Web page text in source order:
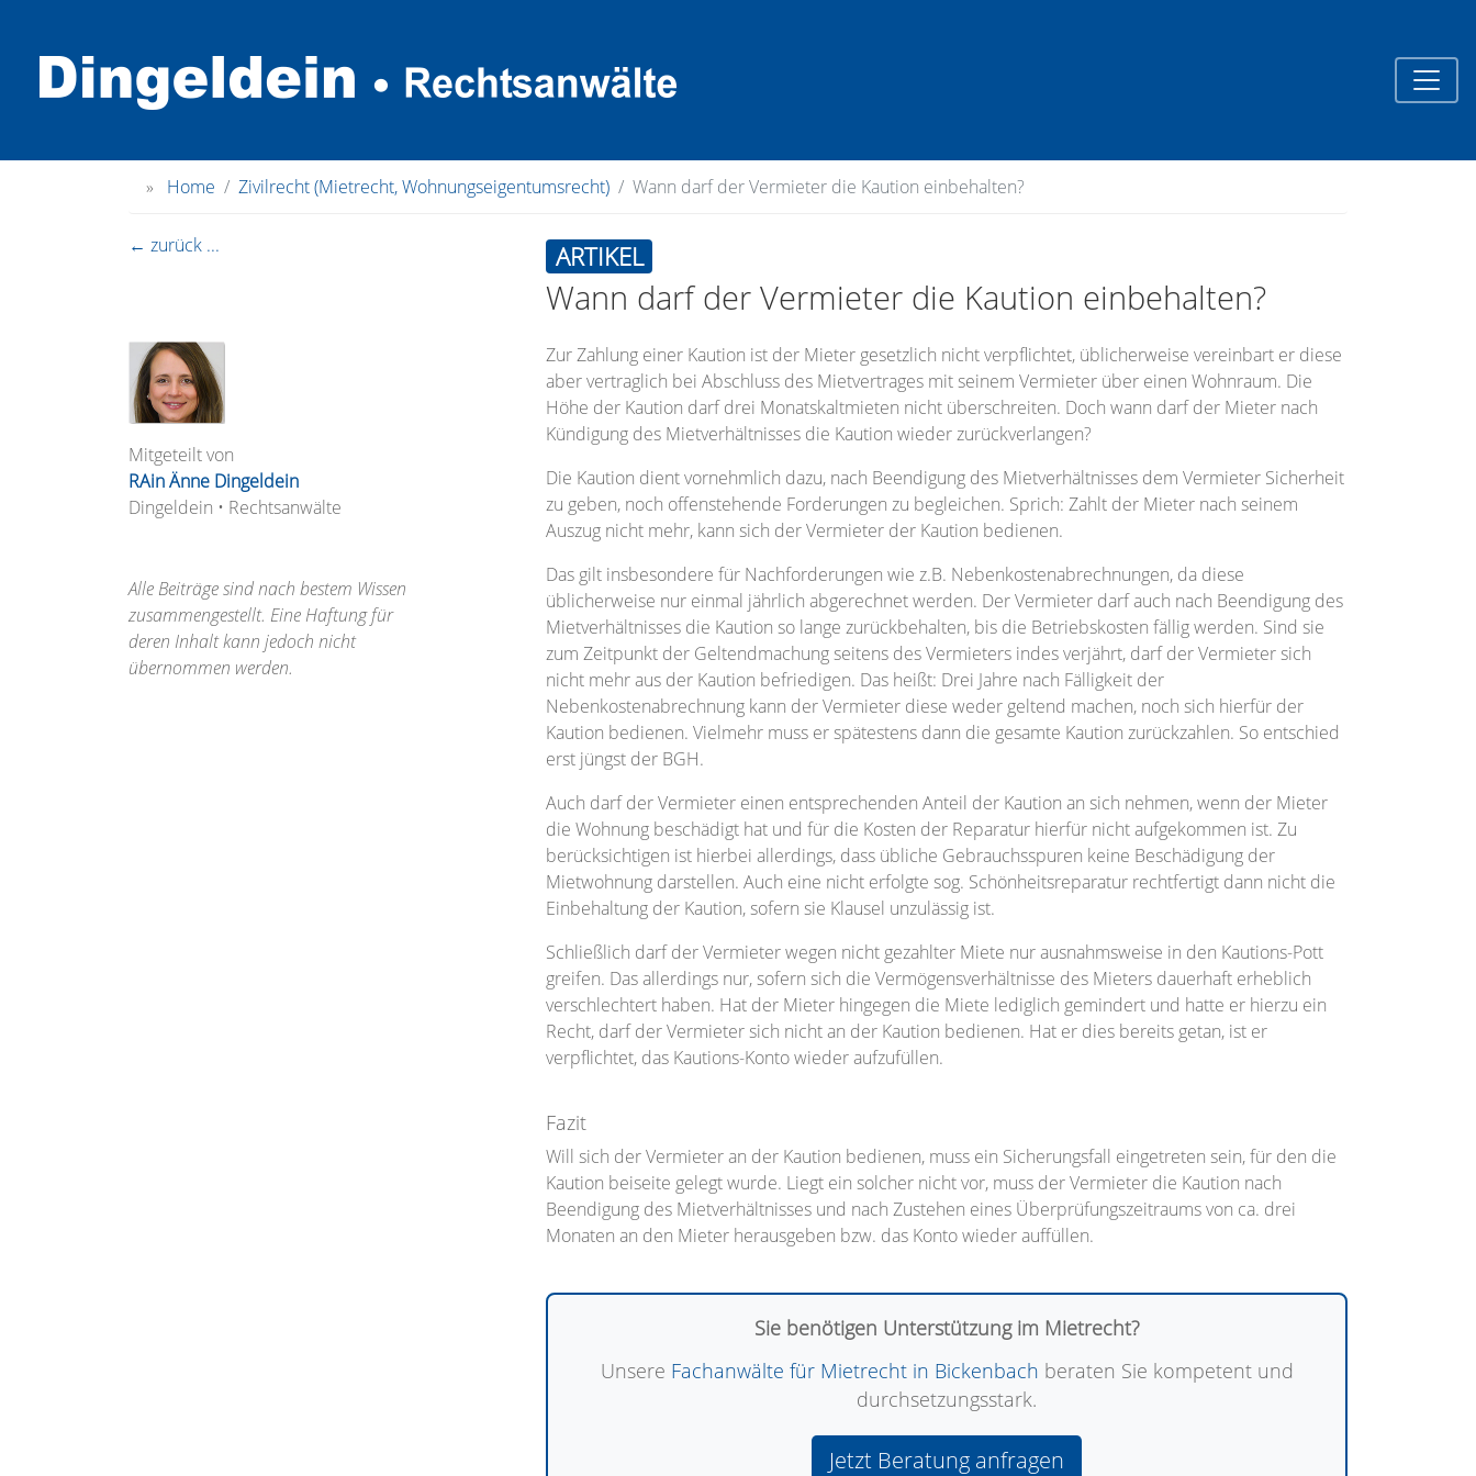
» Home Zivilrecht (Mietrecht, Wohnungseigentumsrecht) Wann darf der Vermieter die Kaution einbehalten?
ARTIKEL
Wann darf der Vermieter die Kaution einbehalten?
← zurück ...
Zur Zahlung einer Kaution ist der Mieter gesetzlich nicht verpflichtet, üblicherweise vereinbart er diese
aber vertraglich bei Abschluss des Mietvertrages mit seinem Vermieter über einen Wohnraum. Die
Höhe der Kaution darf drei Monatskaltmieten nicht überschreiten. Doch wann darf der Mieter nach
Kündigung des Mietverhältnisses die Kaution wieder zurückverlangen?
Die Kaution dient vornehmlich dazu, nach Beendigung des Mietverhältnisses dem Vermieter Sicherheit
zu geben, noch offenstehende Forderungen zu begleichen. Sprich: Zahlt der Mieter nach seinem
Auszug nicht mehr, kann sich der Vermieter der Kaution bedienen.
Das gilt insbesondere für Nachforderungen wie z.B. Nebenkostenabrechnungen, da diese
üblicherweise nur einmal jährlich abgerechnet werden. Der Vermieter darf auch nach Beendigung des
Mietverhältnisses die Kaution so lange zurückbehalten, bis die Betriebskosten fällig werden. Sind sie
zum Zeitpunkt der Geltendmachung seitens des Vermieters indes verjährt, darf der Vermieter sich
nicht mehr aus der Kaution befriedigen. Das heißt: Drei Jahre nach Fälligkeit der
Nebenkostenabrechnung kann der Vermieter diese weder geltend machen, noch sich hierfür der
Kaution bedienen. Vielmehr muss er spätestens dann die gesamte Kaution zurückzahlen. So entschied
erst jüngst der BGH.
Auch darf der Vermieter einen entsprechenden Anteil der Kaution an sich nehmen, wenn der Mieter
die Wohnung beschädigt hat und für die Kosten der Reparatur hierfür nicht aufgekommen ist. Zu
berücksichtigen ist hierbei allerdings, dass übliche Gebrauchsspuren keine Beschädigung der
Mietwohnung darstellen. Auch eine nicht erfolgte sog. Schönheitsreparatur rechtfertigt dann nicht die
Einbehaltung der Kaution, sofern sie Klausel unzulässig ist.
Schließlich darf der Vermieter wegen nicht gezahlter Miete nur ausnahmsweise in den Kautions-Pott
greifen. Das allerdings nur, sofern sich die Vermögensverhältnisse des Mieters dauerhaft erheblich
verschlechtert haben. Hat der Mieter hingegen die Miete lediglich gemindert und hatte er hierzu ein
Recht, darf der Vermieter sich nicht an der Kaution bedienen. Hat er dies bereits getan, ist er
verpflichtet, das Kautions-Konto wieder aufzufüllen.
Fazit
Will sich der Vermieter an der Kaution bedienen, muss ein Sicherungsfall eingetreten sein, für den die
Kaution beiseite gelegt wurde. Liegt ein solcher nicht vor, muss der Vermieter die Kaution nach
Beendigung des Mietverhältnisses und nach Zustehen eines Überprüfungszeitraums von ca. drei
Monaten an den Mieter herausgeben bzw. das Konto wieder auffüllen.
Sie benötigen Unterstützung im Mietrecht?
Unsere Fachanwälte für Mietrecht in Bickenbach beraten Sie kompetent und
durchsetzungsstark.
Jetzt Beratung anfragen
Mitgeteilt von
RAin Änne Dingeldein
Dingeldein • Rechtsanwälte
Alle Beiträge sind nach bestem Wissen
zusammengestellt. Eine Haftung für
deren Inhalt kann jedoch nicht
übernommen werden.